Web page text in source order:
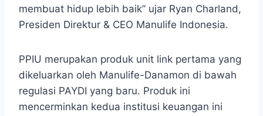
membuat hidup lebih baik” ujar Ryan Charland,
Presiden Direktur & CEO Manulife Indonesia.
PPIU merupakan produk unit link pertama yang
dikeluarkan oleh Manulife-Danamon di bawah
regulasi PAYDI yang baru. Produk ini
mencerminkan kedua institusi keuangan ini